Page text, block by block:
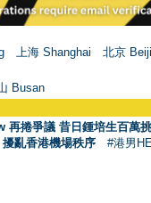
上海 Shanghai
北京
Busan
再捲爭議 昔日鍾培生百萬
亂香港機場秩序 #港男